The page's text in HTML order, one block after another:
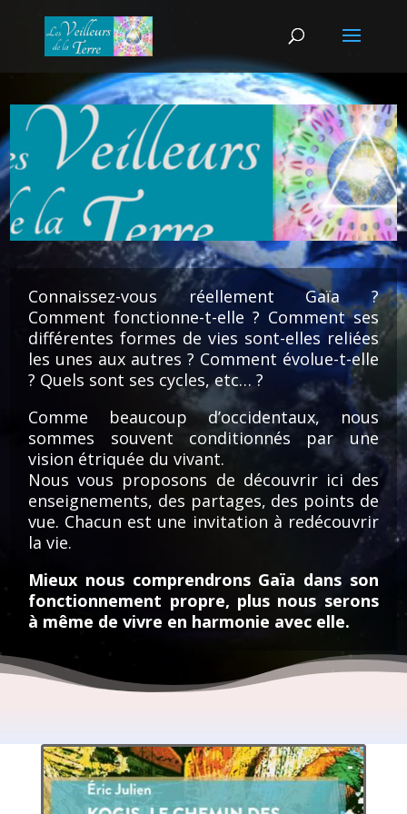
Connaissez-vous réellement Gaïa ?
Comment fonctionne-t-elle ? Comment ses
différentes formes de vies sont-elles reliées
les unes aux autres ? Comment évolue-t-elle
? Quels sont ses cycles, etc… ?
Comme beaucoup d’occidentaux, nous
sommes souvent conditionnés par une
vision étriquée du vivant.
Nous vous proposons de découvrir ici des
enseignements, des partages, des points de
vue. Chacun est une invitation à redécouvrir
la vie.
Mieux nous comprendrons Gaïa dans son
fonctionnement propre, plus nous serons
à même de vivre en harmonie avec elle.